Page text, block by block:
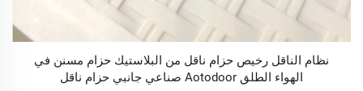
نظام الناقل رخيص حزام ناقل من البلاستيك حزام مسنن في
الهواء الطلق Aotodoor صناعي جانبي حزام ناقل